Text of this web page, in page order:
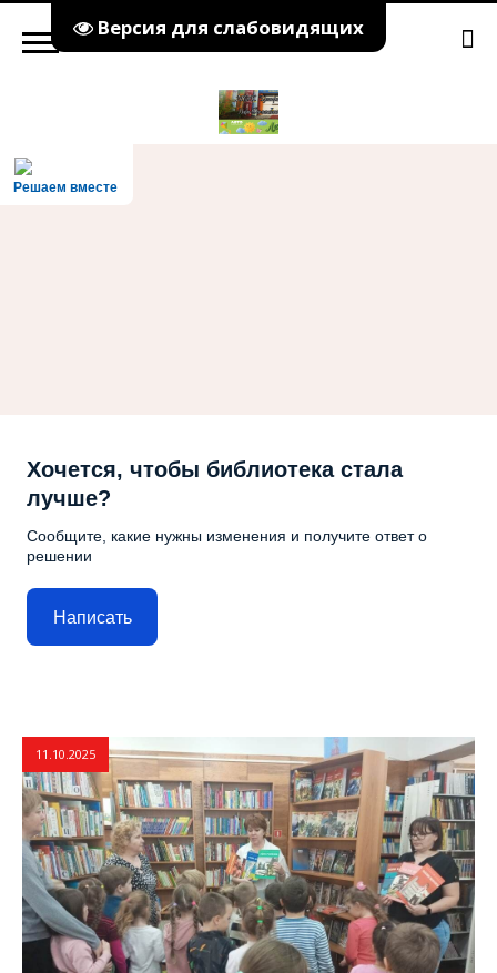
Версия для слабовидящих
Решаем вместе
Хочется, чтобы библиотека стала
лучше?
Сообщите, какие нужны изменения и получите ответ о
решении
Написать
11.10.2025